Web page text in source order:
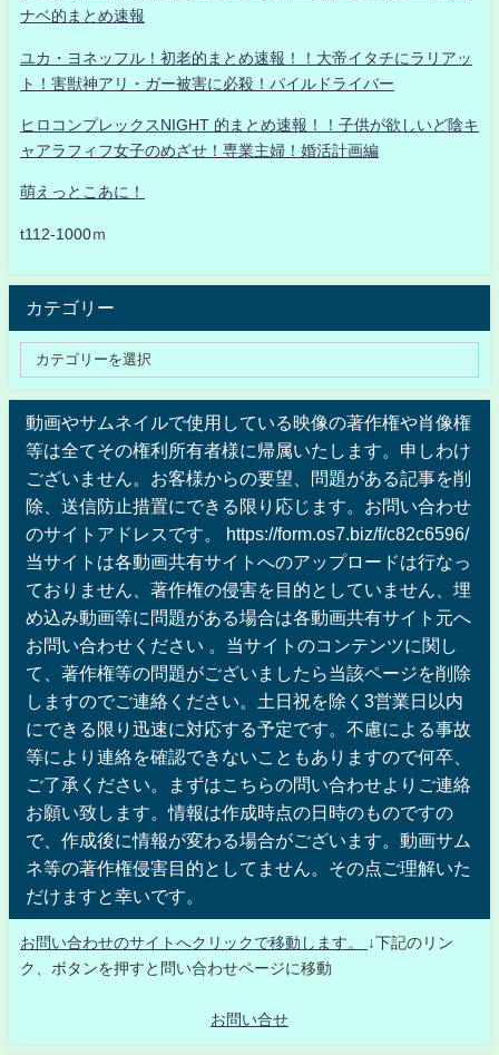
ナベ的まとめ速報
ユカ・ヨネッフル！初老的まとめ速報！！大帝イタチにラリアッ
ト！害獣神アリ・ガー被害に必殺！パイルドライバー
ヒロコンプレックスNIGHT 的まとめ速報！！子供が欲しいど陰キ
ャアラフィフ女子のめざせ！専業主婦！婚活計画編
萌えっとこあに！
t112-1000ｍ
カテゴリー
動画やサムネイルで使用している映像の著作権や肖像権
等は全てその権利所有者様に帰属いたします。申しわけ
ございません。お客様からの要望、問題がある記事を削
除、送信防止措置にできる限り応じます。お問い合わせ
のサイトアドレスです。 https://form.os7.biz/f/c82c6596/
当サイトは各動画共有サイトへのアップロードは行なっ
ておりません、著作権の侵害を目的としていません、埋
め込み動画等に問題がある場合は各動画共有サイト元へ
お問い合わせください 。当サイトのコンテンツに関し
て、著作権等の問題がございましたら当該ページを削除
しますのでご連絡ください。土日祝を除く3営業日以内
にできる限り迅速に対応する予定です。不慮による事故
等により連絡を確認できないこともありますので何卒、
ご了承ください。まずはこちらの問い合わせよりご連絡
お願い致します。情報は作成時点の日時のものですの
で、作成後に情報が変わる場合がございます。動画サム
ネ等の著作権侵害目的としてません。その点ご理解いた
だけますと幸いです。
お問い合わせのサイトへクリックで移動します。
↓下記のリン
ク、ボタンを押すと問い合わせページに移動
お問い合せ